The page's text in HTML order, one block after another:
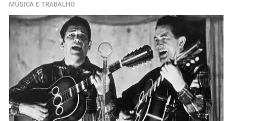
MÚSICA E TRABALHO